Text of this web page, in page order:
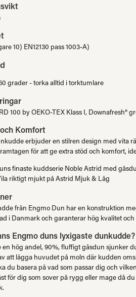
10) EN12130 pass 1003-A)
grader - torka alltid i torktumlare
100 by OEKO-TEX Klass I, Downafresh®
Komfort
erbjuder en stilren design med vita
för att ge extra stöd och komfort,
finaste kuddserie Noble Astrid med
riktigt mjukt på Astrid Mjuk & Låg
från Engmo Dun har en konstruktion
i Danmark och garanterar hög kvalitet
Engmo duns lyxigaste dunkudde?
en hög andel, 90%, fluffigt gåsdun sjunker
att lägga huvudet på moln där kudden
du basera på vad som passar dig och
för dig som sover på rygg eller mage då